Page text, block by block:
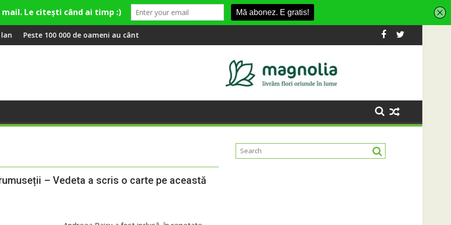
și Theo Rose și comercianți români parteneri, în premieră la Fashion Village
de oameni au cântat, la Untold, împreună cu StingRIVUS transformă fosta platformă Carbochim într-un nou centru cultural și de
Când luna devine o întrebare
– Vedeta a scris o carte pe această